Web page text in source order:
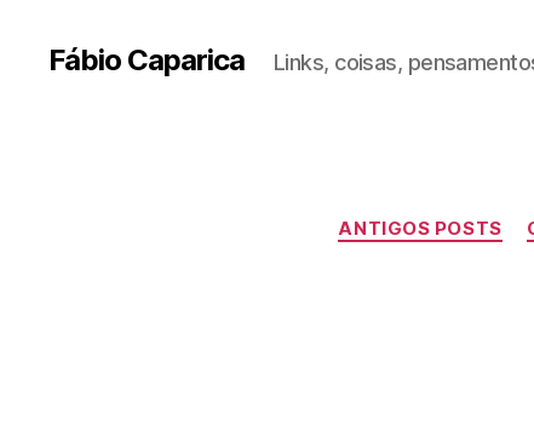
Fábio Caparica Links, coisas,
ANTIGOS POSTS